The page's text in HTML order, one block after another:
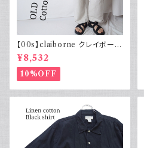
【00s】claiborne クレイボーン
リネンコットンパンツ ツータック
¥8,532
10%OFF